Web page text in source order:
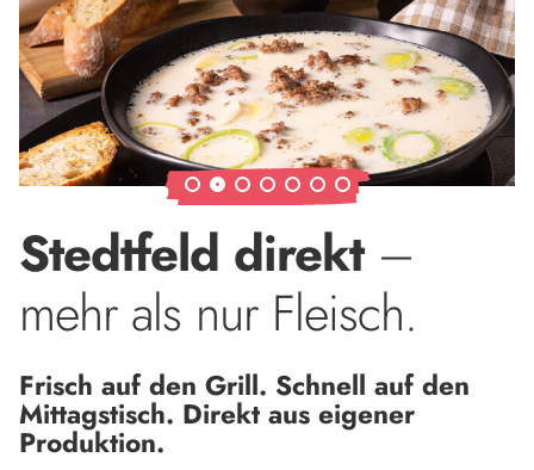
Stedtfeld direkt–
mehr als nur Fleisch.
Frisch auf den Grill. Schnell auf den
Mittagstisch. Direkt aus eigener
Produktion.